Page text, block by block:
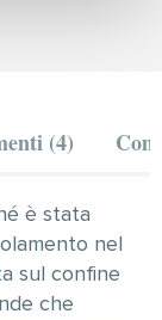
(4)
è stata
nel
sul confine
che